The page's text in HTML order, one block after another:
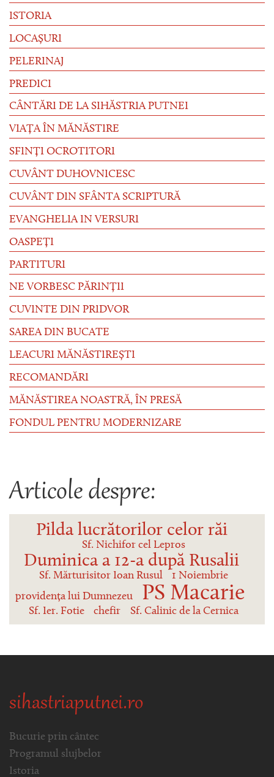
ISTORIA
LOCAȘURI
PELERINAJ
PREDICI
CÂNTĂRI DE LA SIHĂSTRIA PUTNEI
VIAȚA ÎN MĂNĂSTIRE
SFINȚI OCROTITORI
CUVÂNT DUHOVNICESC
CUVÂNT DIN SFÂNTA SCRIPTURĂ
EVANGHELIA IN VERSURI
OASPEȚI
PARTITURI
NE VORBESC PĂRINȚII
CUVINTE DIN PRIDVOR
SAREA DIN BUCATE
LEACURI MĂNĂSTIREȘTI
RECOMANDĂRI
MĂNĂSTIREA NOASTRĂ, ÎN PRESĂ
FONDUL PENTRU MODERNIZARE
Articole despre:
Pilda lucrătorilor celor răi
Sf. Nichifor cel Lepros
Duminica a 12-a după Rusalii
Sf. Mărturisitor Ioan Rusul
1 Noiembrie
providența lui Dumnezeu
PS Macarie
Sf. Ier. Fotie chefir Sf. Calinic de la Cernica
sihastriaputnei.ro
Bucurie prin cântec
Programul slujbelor
Istoria